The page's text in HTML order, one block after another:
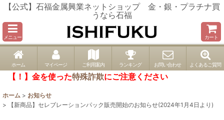
【公式】石福金属興業ネットショップ 金・銀・プラチナ買
うなら石福
メニュー カート
ホーム マイページ ご利用案内 ランキング お問い合わせ よくあるご質問
【！】金を使った特殊詐欺にご注意ください
ホーム > お知らせ
>
【新商品】セレブレーションパック販売開始のお知らせ(2024年1月4日より)